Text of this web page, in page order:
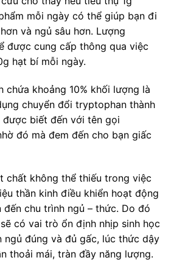
mỗi ngày có thể giúp bạn đi
và ngủ sâu hơn. Lượng
được cung cấp thông qua việc
hạt bí mỗi ngày.
chứa khoảng 10% khối lượng là
chuyển đổi tryptophan thành
được biết đến với tên gọi
đó mà đem đến cho bạn giấc
chất không thể thiếu trong việc
thần kinh điều khiển hoạt động
đến chu trình ngủ – thức. Do đó
có vai trò ổn định nhịp sinh học
ngủ đúng và đủ gấc, lúc thức dậy
thoải mái, tràn đầy năng lượng.